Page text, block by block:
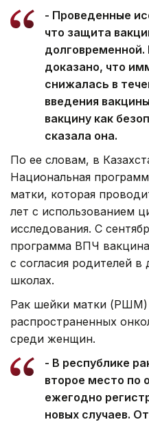
- Проведенные
что защита
долговременной.
доказано, что
снижалась в
введения
вакцину как
сказала она.
По ее словам, в
Национальная
матки, которая
лет с использованием
исследования. С
программа ВПЧ
с согласия родителей
школах.
Рак шейки матки (РШМ)
распространенных
среди женщин.
- В республике
второе место по
ежегодно
новых случаев.